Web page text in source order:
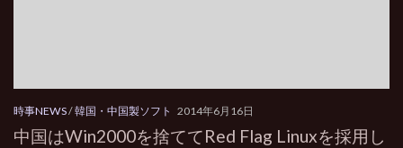
時事NEWS/韓国・中国製ソフト 2014年6月16日
中国はWin2000を捨ててRed Flag Linuxを採用し